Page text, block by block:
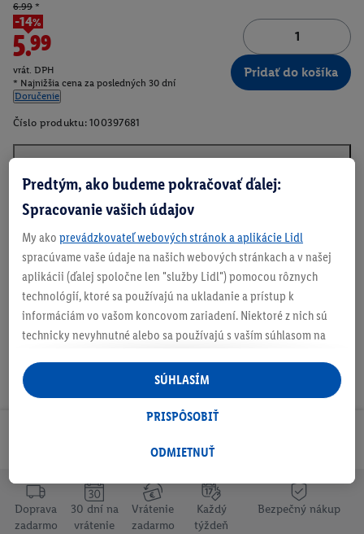
6.99 *
-14%
5.99
vrát. DPH
* Najnižšia cena za posledných 30 dní
Doručenie
Pridať do košíka
Číslo produktu: 100397681
O produkte
Na stiahnutie
Doprava
zadarmo
30 dní na
vrátenie
Vrátenie
zadarmo
Každý
týždeň
Bezpečný nákup
Predtým, ako budeme pokračovať ďalej:
Spracovanie vašich údajov
My ako prevádzkovateľ webových stránok a aplikácie Lidl
spracúvame vaše údaje na našich webových stránkach a v našej
aplikácii (ďalej spoločne len "služby Lidl") pomocou rôznych
technológií, ktoré sa používajú na ukladanie a prístup k
informáciám vo vašom koncovom zariadení. Niektoré z nich sú
technicky nevyhnutné alebo sa používajú s vaším súhlasom na
personalizovanú reklamu v rámci služieb Lidl aj mimo nich. Ak
ste účastníkom programu Lidl Plus, na tieto účely sa spracúvajú
aj údaje z vášho nákupného správania v obchode.
následne si vytvoríte účet Lidl Plus alebo sa prihlásite do svojho
tiež vytvoriť špeciálny online identifikátor z e-mailovej adresy,
ktorú tam uvediete, aby sme vás mohli rozpoznať v službách
prevádzkovaných tretími stranami a zobrazovať vám
ODMIETNUŤ
PRISPÔSOBIŤ
SÚHLASÍM